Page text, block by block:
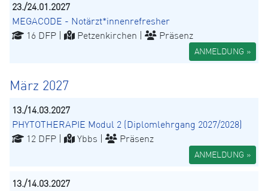
23./24.01.2027
MEGACODE - Notärzt*innenrefresher
16 DFP |
Petzenkirchen | Präsenz
ANMELDUNG »
März 2027
13./14.03.2027
PHYTOTHERAPIE Modul 2 (Diplomlehrgang 2027/2028)
12 DFP |
Ybbs | Präsenz
ANMELDUNG »
13./14.03.2027